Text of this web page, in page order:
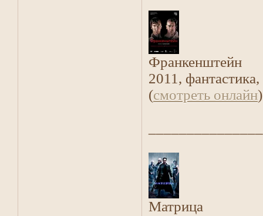
Франкенштейн
2011,
(смотреть онлайн)
Матрица